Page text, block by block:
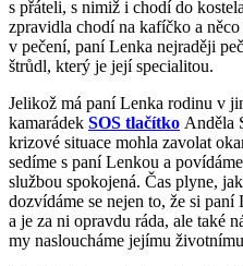
s přáteli, s nimiž i chodí do
zpravidla chodí na kafíčko a
v pečení, paní Lenka nejraději
štrůdl, který je její specialitou.
Jelikož má paní Lenka rodinu v
kamarádek SOS tlačítko Anděla
krizové situace mohla zavolat
sedíme s paní Lenkou a
službou spokojená. Čas plyne,
dozvídáme se nejen to, že si
a je za ni opravdu ráda, ale také
my nasloucháme jejímu